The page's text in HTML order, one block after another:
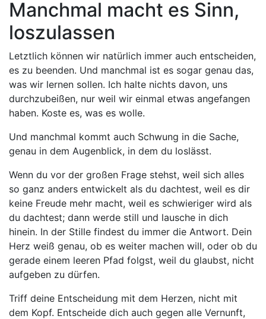
Manchmal macht es Sinn,
loszulassen
Letztlich können wir natürlich immer auch entscheiden,
es zu beenden. Und manchmal ist es sogar genau das,
was wir lernen sollen. Ich halte nichts davon, uns
durchzubeißen, nur weil wir einmal etwas angefangen
haben. Koste es, was es wolle.
Und manchmal kommt auch Schwung in die Sache,
genau in dem Augenblick, in dem du loslässt.
Wenn du vor der großen Frage stehst, weil sich alles
so ganz anders entwickelt als du dachtest, weil es dir
keine Freude mehr macht, weil es schwieriger wird als
du dachtest; dann werde still und lausche in dich
hinein. In der Stille findest du immer die Antwort. Dein
Herz weiß genau, ob es weiter machen will, oder ob du
gerade einem leeren Pfad folgst, weil du glaubst, nicht
aufgeben zu dürfen.
Triff deine Entscheidung mit dem Herzen, nicht mit
dem Kopf. Entscheide dich auch gegen alle Vernunft,